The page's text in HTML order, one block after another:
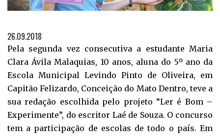
26.09.2018
Pela segunda vez consecutiva a estudante Maria
Clara Ávila Malaquias, 10 anos, aluna do 5º ano da
Escola Municipal Levindo Pinto de Oliveira, em
Capitão Felizardo, Conceição do Mato Dentro, teve a
sua redação escolhida pelo projeto “Ler é Bom –
Experimente”, do escritor Laé de Souza. O concurso
tem a participação de escolas de todo o país. Em